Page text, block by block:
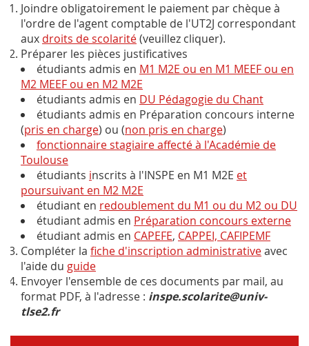
Joindre obligatoirement le paiement par chèque à
l'ordre de l'agent comptable de l'UT2J correspondant
aux droits de scolarité(veuillez cliquer).
Préparer les pièces justificatives
étudiants admis en M1 M2E ou en M1 MEEF ou en
M2 MEEF ou en M2 M2E
étudiants admis en DU Pédagogie du Chant
étudiants admis en Préparation concours interne
(pris en charge) ou (non pris en charge)
fonctionnaire stagiaire affecté à l'Académie de
Toulouse
étudiants inscrits à l'INSPE en M1 M2E et
poursuivant en M2 M2E
étudiant en redoublement du M1 ou du M2 ou DU
étudiant admis en Préparation concours externe
étudiant admis en CAPEFE, CAPPEI, CAFIPEMF
Compléter la fiche d'inscription administrativeavec
l'aide du guide
Envoyer l'ensemble de ces documents par mail, au
format PDF, à l'adresse : inspe.scolarite@univ-
tlse2.fr